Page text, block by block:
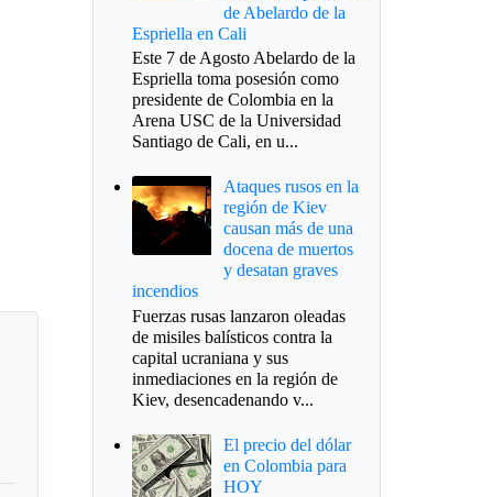
de Abelardo de la
Espriella en Cali
Este 7 de Agosto Abelardo de la
Espriella toma posesión como
presidente de Colombia en la
Arena USC de la Universidad
Santiago de Cali, en u...
Ataques rusos en la
región de Kiev
causan más de una
docena de muertos
y desatan graves
incendios
Fuerzas rusas lanzaron oleadas
de misiles balísticos contra la
capital ucraniana y sus
inmediaciones en la región de
Kiev, desencadenando v...
El precio del dólar
en Colombia para
HOY